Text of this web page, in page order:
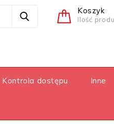
Koszyk
Ilość
Kontrola dostępu Inne